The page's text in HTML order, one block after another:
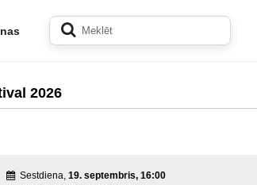
2026
Sestdiena, 19. septembris, 16:00